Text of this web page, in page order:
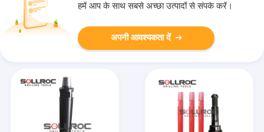
हमें आप के साथ सबसे अच्छा उत्पादों से संपर्क करें।
अपनी आवश्यकता दें